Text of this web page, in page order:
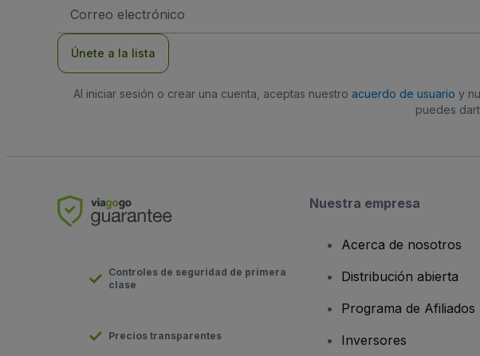
de
Únete a la lista
Al iniciar sesión o crear una cuenta, aceptas nuestro acuerdo de usuario y
puedes
Controles de seguridad de primera
clase
Precios transparentes
Nuestra empresa
Acerca de nosotros
Distribución abierta
Programa de Afiliados
Inversores